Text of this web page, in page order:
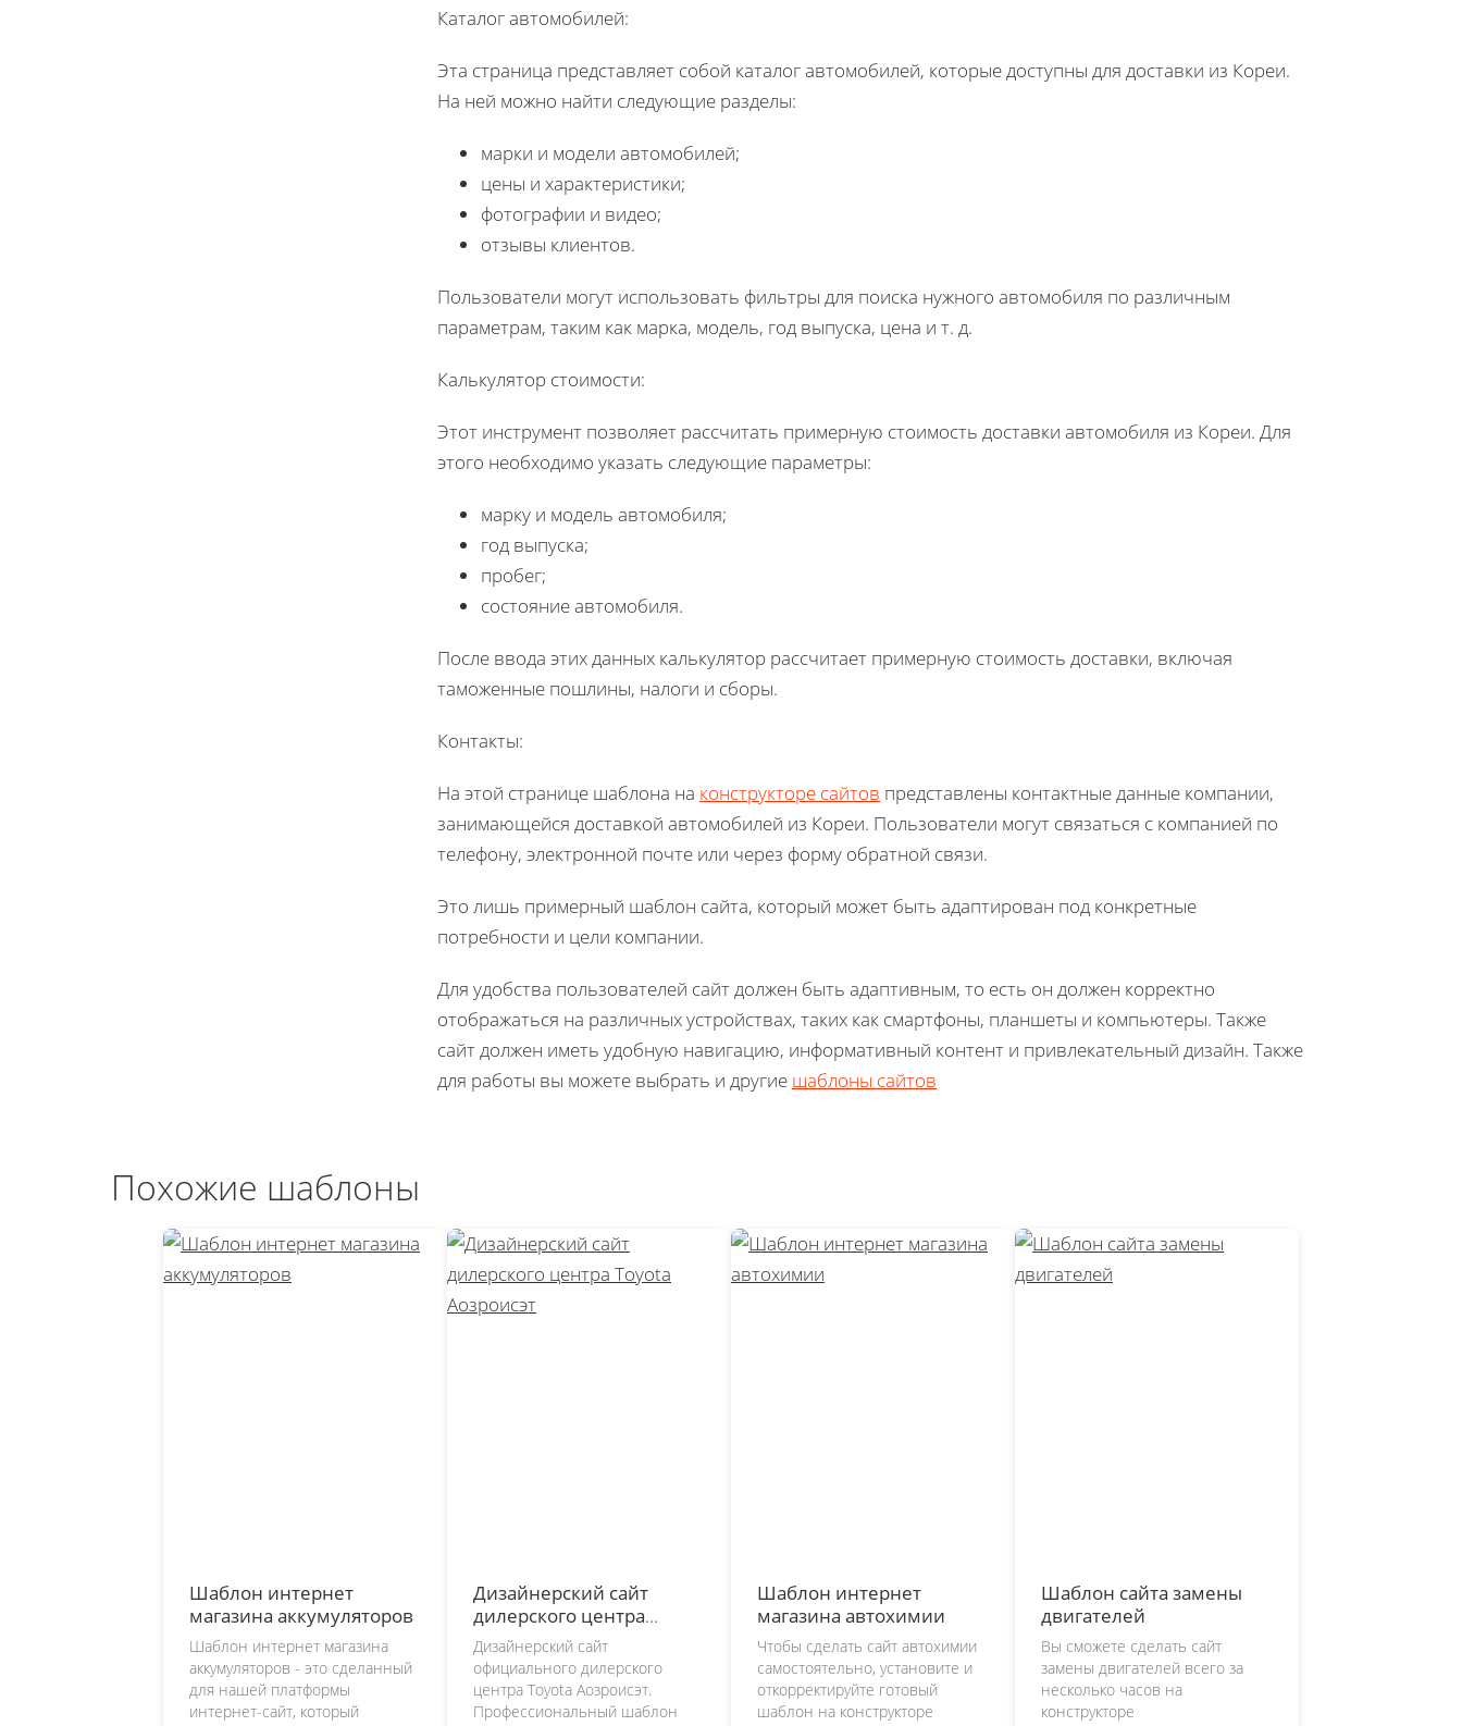
Каталог автомобилей:
Эта страница представляет собой каталог автомобилей, которые доступны для доставки из Кореи.
На ней можно найти следующие разделы:
марки и модели автомобилей;
цены и характеристики;
фотографии и видео;
отзывы клиентов.
Пользователи могут использовать фильтры для поиска нужного автомобиля по различным
параметрам, таким как марка, модель, год выпуска, цена и т. д.
Калькулятор стоимости:
Этот инструмент позволяет рассчитать примерную стоимость доставки автомобиля из Кореи. Для
этого необходимо указать следующие параметры:
марку и модель автомобиля;
год выпуска;
пробег;
состояние автомобиля.
После ввода этих данных калькулятор рассчитает примерную стоимость доставки, включая
таможенные пошлины, налоги и сборы.
Контакты:
На этой странице шаблона на конструкторе сайтов представлены контактные данные компании,
занимающейся доставкой автомобилей из Кореи. Пользователи могут связаться с компанией по
телефону, электронной почте или через форму обратной связи.
Это лишь примерный шаблон сайта, который может быть адаптирован под конкретные
потребности и цели компании.
Для удобства пользователей сайт должен быть адаптивным, то есть он должен корректно
отображаться на различных устройствах, таких как смартфоны, планшеты и компьютеры. Также
сайт должен иметь удобную навигацию, информативный контент и привлекательный дизайн. Также
для работы вы можете выбрать и другие шаблоны сайтов
Похожие шаблоны
Шаблон интернет
магазина аккумуляторов
Шаблон интернет магазина
аккумуляторов - это сделанный
для нашей платформы
интернет-сайт, который
Дизайнерский сайт
дилерского центра
Toyota Аозроисэт
Дизайнерский сайт
официального дилерского
центра Toyota Аозроисэт.
Профессиональный шаблон
Шаблон интернет
магазина автохимии
Чтобы сделать сайт автохимии
самостоятельно, установите и
откорректируйте готовый
шаблон на конструкторе
Шаблон сайта замены
двигателей
Вы сможете сделать сайт
замены двигателей всего за
несколько часов на
конструкторе